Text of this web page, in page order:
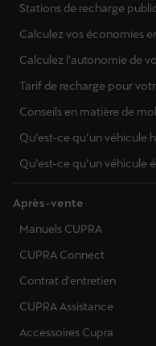
Stations de recharge
Calculez vos économies
Calculez l'autonomie de
Tarif de recharge pour
Conseils en matière de
Qu’est-ce qu’un véhicule
Qu’est-ce qu’un véhicule
Après-vente
Manuels CUPRA
CUPRA Connect
Contrat d'entretien
CUPRA Assistance
Accessoires Cupra